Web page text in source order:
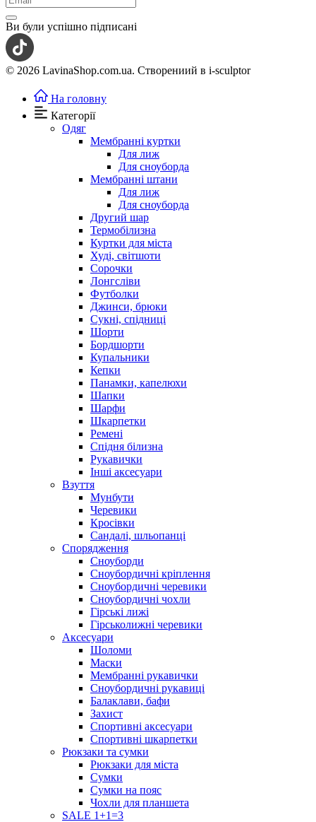
Ви були успішно підписані
© 2026 LavinaShop.com.ua. Створениий в i-sculptor
На головну
Категорії
Одяг
Мембранні куртки
Для лиж
Для сноуборда
Мембранні штани
Для лиж
Для сноуборда
Другий шар
Термобілизна
Куртки для міста
Худі, світшоти
Сорочки
Лонгсліви
Футболки
Джинси, брюки
Сукні, спідниці
Шорти
Бордшорти
Купальники
Кепки
Панамки, капелюхи
Шапки
Шарфи
Шкарпетки
Ремені
Спідня білизна
Рукавички
Інші аксесуари
Взуття
Мунбути
Черевики
Кросівки
Сандалі, шльопанці
Спорядження
Сноуборди
Сноубордичні кріплення
Сноубордичні черевики
Сноубордичні чохли
Гірські лижі
Гірськолижні черевики
Аксесуари
Шоломи
Маски
Мембранні рукавички
Сноубордичні рукавиці
Балаклави, бафи
Захист
Спортивні аксесуари
Спортивні шкарпетки
Рюкзаки та сумки
Рюкзаки для міста
Сумки
Сумки на пояс
Чохли для планшета
SALE 1+1=3